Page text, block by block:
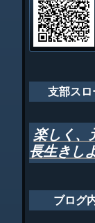
ビ
ゲ
ー
ョ
ン
支部スロ
楽しく、
長生きし
ブログ